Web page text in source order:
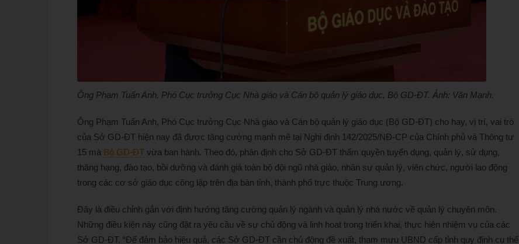
Ông Phạm Tuấn Anh, Phó Cục trưởng Cục Nhà giáo và Cán bộ quản lý giáo dục, Bộ GD-ĐT. Ảnh: Văn Mạnh.
Ông Phạm Tuấn Anh, Phó Cục trưởng Cục Nhà giáo và Cán bộ quản lý giáo dục (Bộ GD-ĐT) cho hay, vị trí, vai trò
của Sở GD-ĐT hiện nay đã được tăng cường mạnh mẽ tại Nghị định 142/2025/NĐ-CP của Chính phủ và Thông tư
15 mà Bộ GD-ĐT vừa ban hành. Theo đó, phân định cho Sở GD-ĐT thẩm quyền tuyển dụng, quản lý, sử dụng,
thăng hạng, đào tạo, bồi dưỡng và đánh giá toàn bộ đội ngũ nhà giáo, nhân sự quản lý, viên chức, người lao động
trong các cơ sở giáo dục công lập trên địa bàn tỉnh, thành phố trực thuộc Trung ương.
Đây là điều chỉnh gắn với định hướng tăng cường quản lý ngành và quản lý nhà nước về quản lý chuyên môn.
Những điều kiện này cũng đặt ra yêu cầu về sự chủ động và linh hoạt trong triển khai, thực hiện nhiệm vụ của các
Sở GD-ĐT. “Để đảm bảo hiệu quả, các Sở GD-ĐT cần chủ động đề xuất, tham mưu UBND cấp tỉnh quy định cụ thể